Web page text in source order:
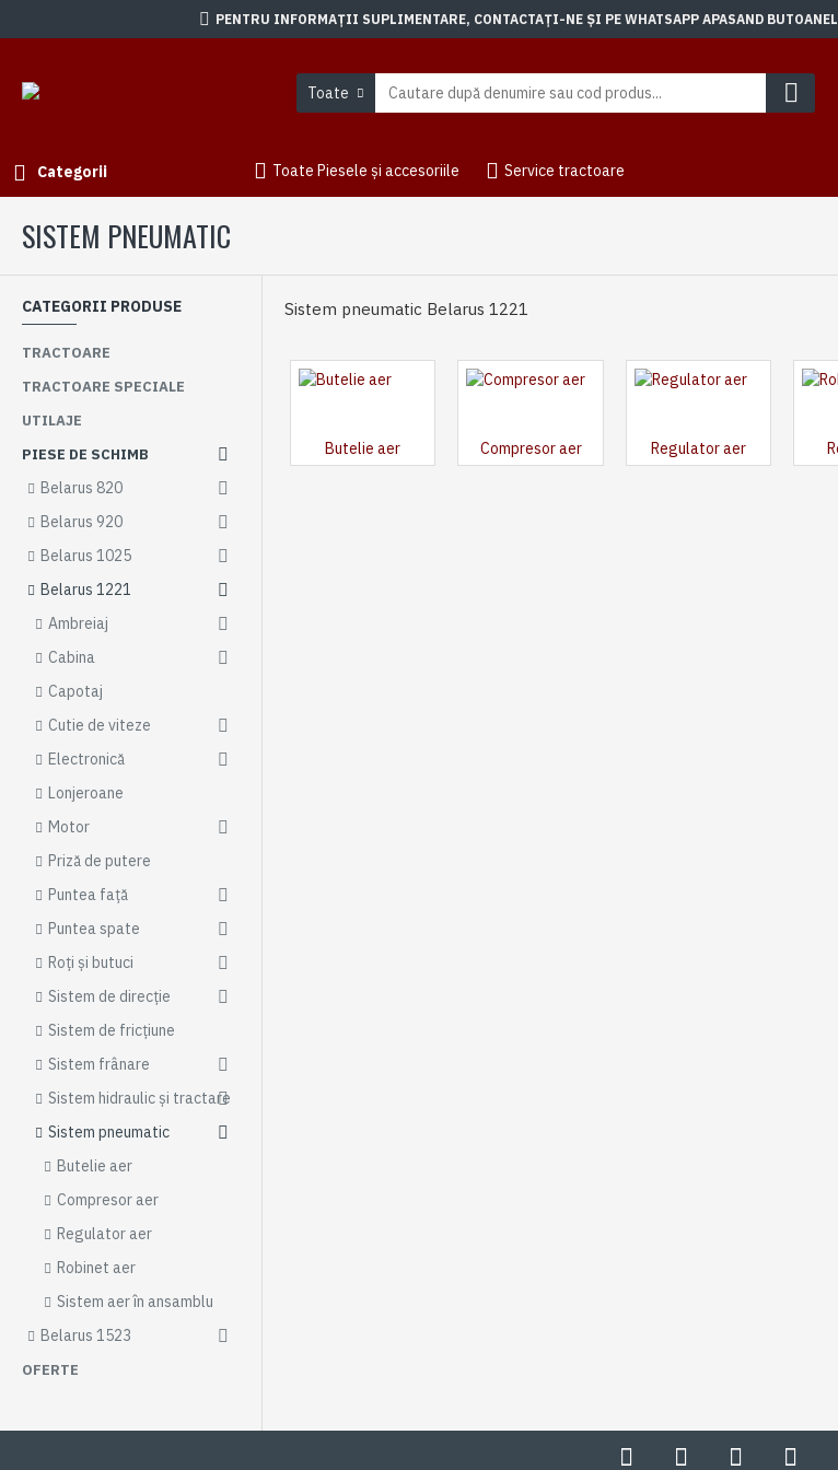
PENTRU INFORMAȚII SUPLIMENTARE, CONTACTAȚI-NE ȘI PE WHATSAPP APASAND
Toate
Categorii Toate Piesele și accesoriile Service tractoare
SISTEM PNEUMATIC
CATEGORII PRODUSE
TRACTOARE
TRACTOARE SPECIALE
UTILAJE
PIESE DE SCHIMB
Belarus 820
Belarus 920
Belarus 1025
Belarus 1221
Ambreiaj
Cabina
Capotaj
Cutie de viteze
Electronică
Lonjeroane
Motor
Priză de putere
Puntea față
Puntea spate
Roți și butuci
Sistem de direcție
Sistem de fricțiune
Sistem frânare
Sistem hidraulic și tractare
Sistem pneumatic
Butelie aer
Compresor aer
Regulator aer
Robinet aer
Sistem aer în ansamblu
Belarus 1523
OFERTE
Sistem pneumatic Belarus 1221
Butelie aer Compresor aer Regulator aer